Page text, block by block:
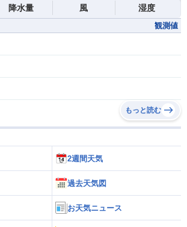
降水量 風 湿度
観測値
もっと読む
2週間天気
過去天気図
お天気ニュース